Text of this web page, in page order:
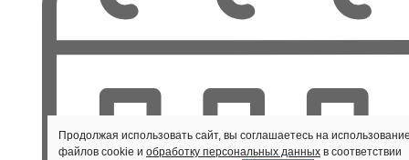
Продолжая использовать сайт, вы соглашаетесь на
файлов cookie и обработку персональных данных в соответствии